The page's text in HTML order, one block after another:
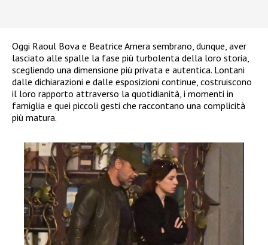
Oggi Raoul Bova e Beatrice Arnera sembrano, dunque, aver
lasciato alle spalle la fase più turbolenta della loro storia,
scegliendo una dimensione più privata e autentica. Lontani
dalle dichiarazioni e dalle esposizioni continue, costruiscono
il loro rapporto attraverso la quotidianità, i momenti in
famiglia e quei piccoli gesti che raccontano una complicità
più matura.